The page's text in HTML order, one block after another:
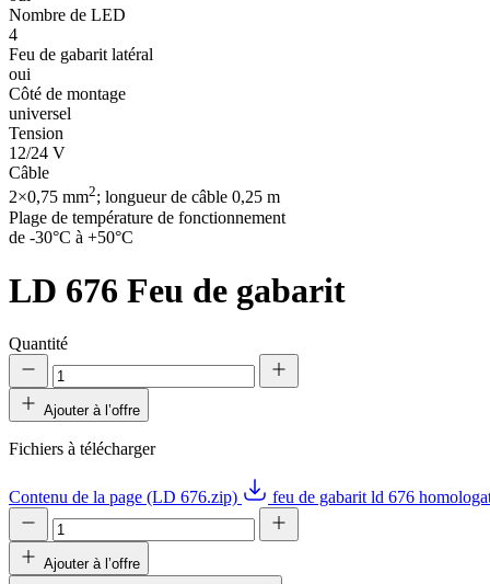
Nombre de LED
4
Feu de gabarit latéral
oui
Côté de montage
universel
Tension
12/24 V
Câble
2×0,75 mm2; longueur de câble 0,25 m
Plage de température de fonctionnement
de -30°C à +50°C
LD 676 Feu de gabarit
Quantité
Ajouter à l’offre
Fichiers à télécharger
Contenu de la page (LD 676.zip) feu de gabarit ld 676
Ajouter à l’offre